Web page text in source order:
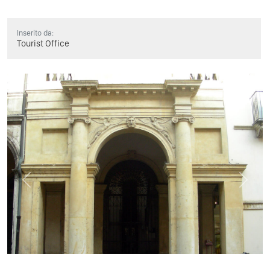
Inserito da:
Tourist Office